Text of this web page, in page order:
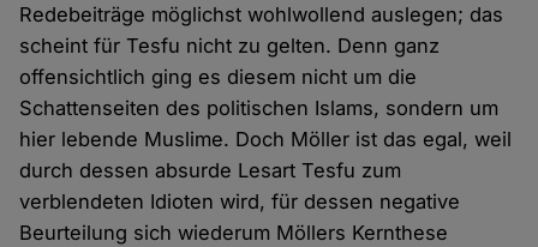
Redebeiträge möglichst wohlwollend auslegen; das
scheint für Tesfu nicht zu gelten. Denn ganz
offensichtlich ging es diesem nicht um die
Schattenseiten des politischen Islams, sondern um
hier lebende Muslime. Doch Möller ist das egal, weil
durch dessen absurde Lesart Tesfu zum
verblendeten Idioten wird, für dessen negative
Beurteilung sich wiederum Möllers Kernthese